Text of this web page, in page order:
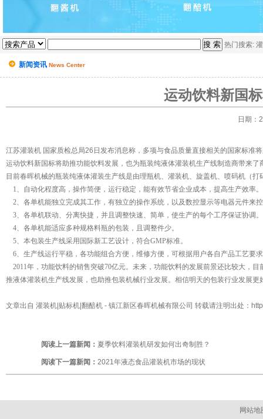
热门搜索:
新闻资讯 News Center
运动饮料新国
日期：
江苏灌装机 国家质检总局26日发布消息称，多项与食品质量直接相关的国家标准
运动饮料新国标将助推功能饮料发展，也为瓶装纯液体灌装机生产线制造商带来
目前春晖机械的瓶装纯液体灌装生产线是由理瓶机、灌装机、旋盖机、喷码机（
1、自动化程度高，操作简便，运行稳定，能有效节省企业成本，提高生产效率。
2、各单机能独立完成其工作，有独立的操作系统，以及数控显示等电器元件来
3、各单机联动、分离快捷，并且调整快速、简单，使生产的每个工序保证协调。
4、各单机能适应多种规格料瓶的包装，且调整件少。
5、本包装生产线采用国际新工艺设计，符合GMP标准。
6、生产线运行平稳，各功能组合方便，维修方便，可根据用户各自产品工艺要
2011年，功能饮料的销售突破70亿元。未来，功能饮料的发展前景还比较大，
推液体灌装机生产线发展，也助推包装机械行业发展。相信明天的包装行业发展更
文章出自 灌装机|贴标机|翻醅机 - 镇江新区春晖机械有限公司 转载请注明出处：
阅读上一篇新闻： 夏季饮料灌装机研发如何出奇制胜？
阅读下一篇新闻： 2021年液态食品灌装机市场的现状
网站地